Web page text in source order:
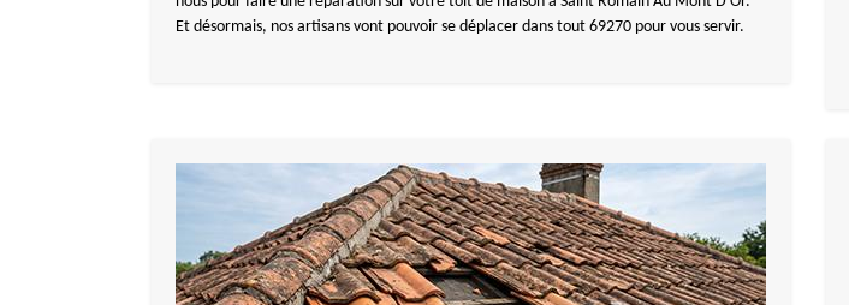
Et désormais, nos artisans vont pouvoir se déplacer dans tout 69270 pour vous servir.